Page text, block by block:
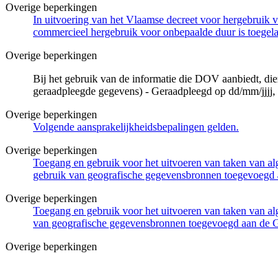
Overige beperkingen
In uitvoering van het Vlaamse decreet voor hergebruik
commercieel hergebruik voor onbepaalde duur is
Overige beperkingen
Bij het gebruik van de informatie die DOV aanbiedt,
geraadpleegde gegevens) - Geraadpleegd op dd/mm/jjjj,
Overige beperkingen
Volgende aansprakelijkheidsbepalingen gelden.
Overige beperkingen
Toegang en gebruik voor het uitvoeren van taken van
gebruik van geografische gegevensbronnen
Overige beperkingen
Toegang en gebruik voor het uitvoeren van taken van
van geografische gegevensbronnen toegevoegd aan
Overige beperkingen